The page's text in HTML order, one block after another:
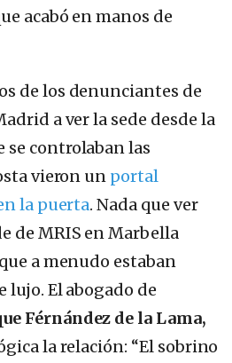
acabó en manos de
de los denunciantes de
a ver la sede desde la
se controlaban las
vieron un portal
la puerta. Nada que ver
de MRIS en Marbella
a menudo estaban
lujo. El abogado de
Férnández de la Lama,
la relación: “El sobrino